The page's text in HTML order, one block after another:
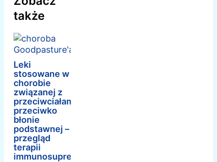
także
Leki
stosowane w
chorobie
związanej z
przeciwciałami
przeciwko
błonie
podstawnej –
przegląd
terapii
immunosupresyjnej